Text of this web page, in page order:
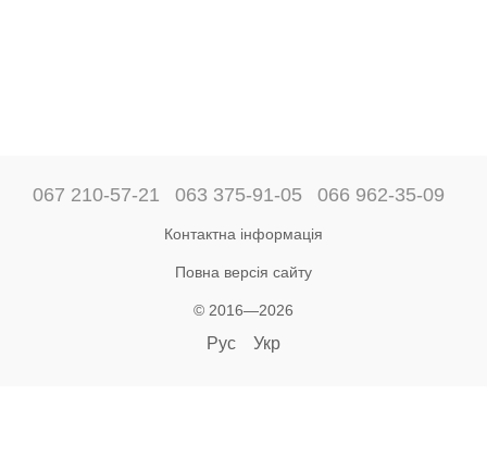
067 210-57-21 063 375-91-05 066 962-35-09
Контактна інформація
Повна версія сайту
© 2016—2026
Рус Укр